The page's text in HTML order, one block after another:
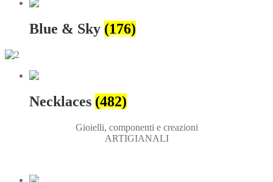
Blue & Sky (176)
Necklaces (482)
Gioielli, componenti e creazioni
ARTIGIANALI